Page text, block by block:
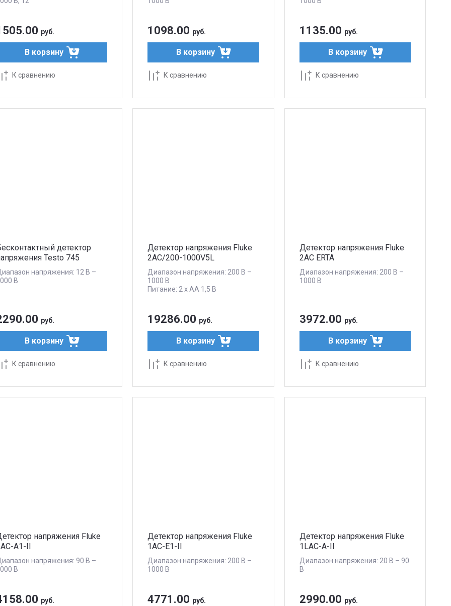
руб.
В корзину
К сравнению
1098.00 руб.
В корзину
К сравнению
1135.00 руб.
В корзину
К сравнению
детектор
Testo 745
напряжения: 12 В –
В
руб.
В корзину
К сравнению
Детектор напряжения Fluke
2AC/200-1000V5L
Диапазон напряжения: 200 В –
1000 В
Питание: 2 x AA 1,5 В
19286.00 руб.
В корзину
К сравнению
Детектор напряжения Fluke
2AC ERTA
Диапазон напряжения: 200 В –
1000 В
3972.00 руб.
В корзину
К сравнению
напряжения Fluke
A1-II
напряжения: 90 В –
В
руб.
Детектор напряжения Fluke
1AC-E1-II
Диапазон напряжения: 200 В –
1000 В
4771.00 руб.
Детектор напряжения Fluke
1LAC-A-II
Диапазон напряжения: 20 В – 90
В
2990.00 руб.